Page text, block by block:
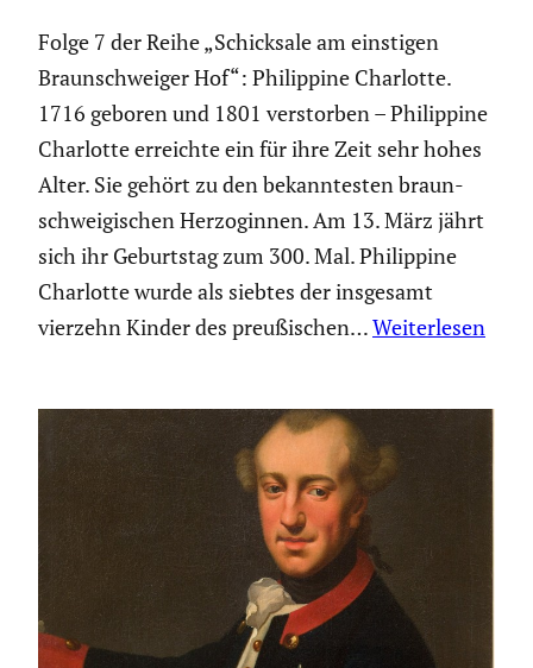
Folge 7 der Reihe „Schick­sale am einstigen
Braun­schweiger Hof“: Philip­pine Charlotte.
1716 geboren und 1801 verstorben – Philip­pine
Charlotte erreichte ein für ihre Zeit sehr hohes
Alter. Sie gehört zu den bekann­testen braun­
schwei­gi­schen Herzo­ginnen. Am 13. März jährt
sich ihr Geburtstag zum 300. Mal. Philip­pine
Charlotte wurde als siebtes der insgesamt
vierzehn Kinder des preußi­schen…Weiterlesen